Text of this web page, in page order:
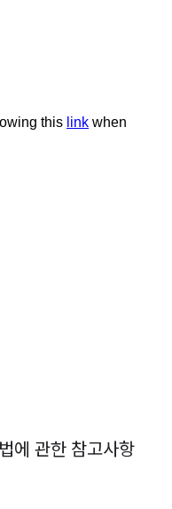
에 관한 참고사항